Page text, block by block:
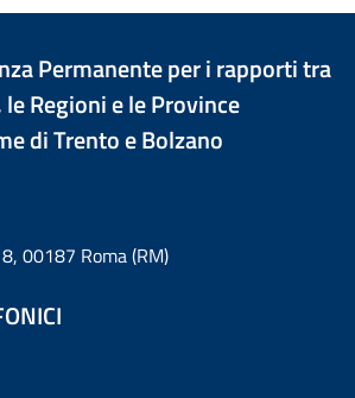
Permanente per i rapporti tra
Regioni e le Province
di Trento e Bolzano
00187 Roma (RM)